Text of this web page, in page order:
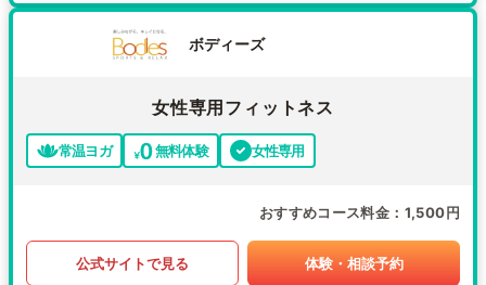
ボディーズ
女性専用フィットネス
常温ヨガ 無料体験 女性専用
おすすめコース料金 1,500円
公式サイトで見る 体験・相談予約